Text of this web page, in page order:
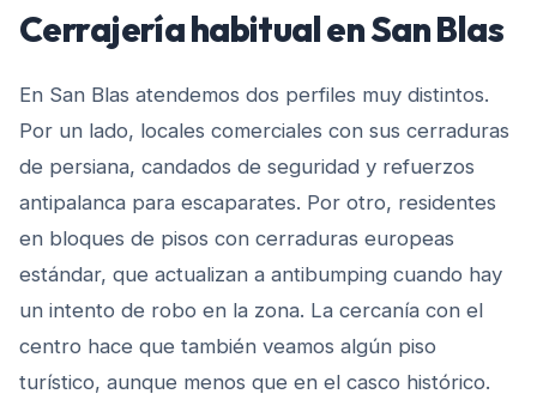
Cerrajería habitual enSan Blas
En San Blas atendemos dos perfiles muy distintos.
Por un lado, locales comerciales con sus cerraduras
de persiana, candados de seguridad y refuerzos
antipalanca para escaparates. Por otro, residentes
en bloques de pisos con cerraduras europeas
estándar, que actualizan a antibumping cuando hay
un intento de robo en la zona. La cercanía con el
centro hace que también veamos algún piso
turístico, aunque menos que en el casco histórico.